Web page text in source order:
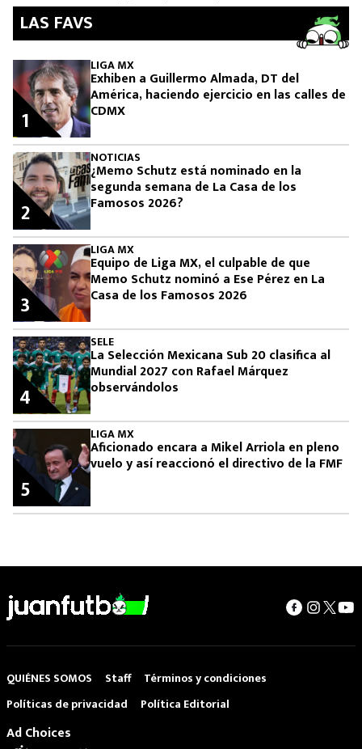
LAS FAVS
LIGA MX
Exhiben a Guillermo Almada, DT del
América, haciendo ejercicio en las calles de
CDMX
1
NOTICIAS
¿Memo Schutz está nominado en la
segunda semana de La Casa de los
Famosos 2026?
2
LIGA MX
Equipo de Liga MX, el culpable de que
Memo Schutz nominó a Ese Pérez en La
Casa de los Famosos 2026
3
SELE
La Selección Mexicana Sub 20 clasifica al
Mundial 2027 con Rafael Márquez
observándolos
4
LIGA MX
Aficionado encara a Mikel Arriola en pleno
vuelo y así reaccionó el directivo de la FMF
5
QUIÉNES SOMOS Staff
Términos y condiciones
Políticas de privacidad
Política Editorial
Ad Choices